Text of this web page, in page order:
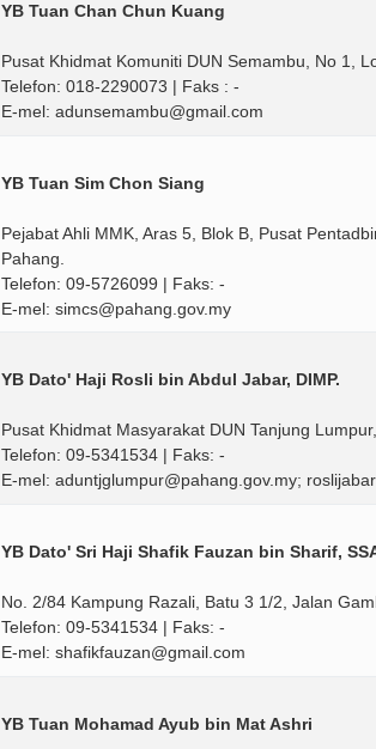
YB Tuan Chan Chun Kuang
Pusat Khidmat Komuniti DUN Semambu, No 1,
Telefon: 018-2290073 | Faks : -
E-mel: adunsemambu@gmail.com
YB Tuan Sim Chon Siang
Pejabat Ahli MMK, Aras 5, Blok B, Pusat
Pahang.
Telefon: 09-5726099 | Faks: -
E-mel: simcs@pahang.gov.my
YB Dato' Haji Rosli bin Abdul Jabar, DIMP.
Pusat Khidmat Masyarakat DUN Tanjung
Telefon: 09-5341534 | Faks: -
E-mel: aduntjglumpur@pahang.gov.my;
YB Dato' Sri Haji Shafik Fauzan bin Sharif,
No. 2/84 Kampung Razali, Batu 3 1/2, Jalan
Telefon: 09-5341534 | Faks: -
E-mel: shafikfauzan@gmail.com
YB Tuan Mohamad Ayub bin Mat Ashri